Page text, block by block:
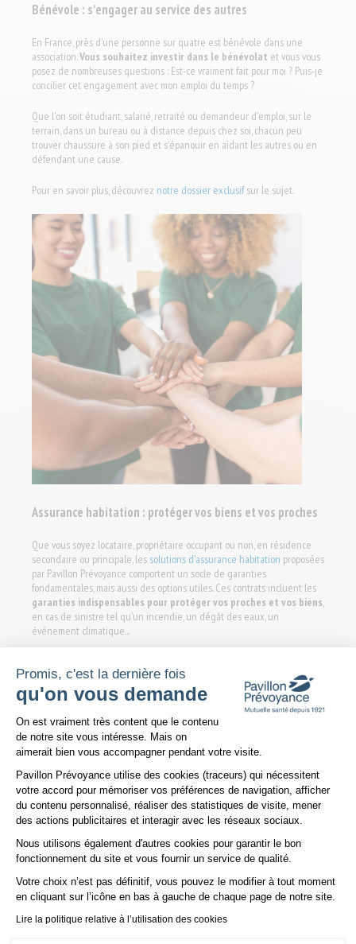
Promis, c'est la dernière fois
qu'on vous demande
Plateforme de Gestion du
On est vraiment très content que le contenu
de notre site vous intéresse. Mais on
aimerait bien vous accompagner pendant votre visite.
Pavillon Prévoyance utilise des cookies (traceurs) qui nécessitent
votre accord pour mémoriser vos préférences de navigation, afficher
du contenu personnalisé, réaliser des statistiques de visite, mener
des actions publicitaires et interagir avec les réseaux sociaux.
Nous utilisons également d'autres cookies pour garantir le bon
fonctionnement du site et vous fournir un service de qualité.
Votre choix n’est pas définitif, vous pouvez le modifier à tout moment
en cliquant sur l’icône en bas à gauche de chaque page de notre site.
Lire la politique relative à l’utilisation des cookies
Axeptio consent
Bénévole : s'engager au service des autres
En France, près d'une personne sur quatre est bénévole dans une
association.Vous souhaitez investir dans le bénévolat et vous vous
posez de nombreuses questions : Est-ce vraiment fait pour moi ? Puis-je
concilier cet engagement avec mon emploi du temps ?
Que l'on soit étudiant, salarié, retraité ou demandeur d'emploi, sur le
terrain, dans un bureau ou à distance depuis chez soi, chacun peu
trouver chaussure à son pied et s'épanouir en aidant les autres ou en
défendant une cause.
Pour en savoir plus, découvrez notre dossier exclusifsur le sujet.
Assurance habitation : protéger vos biens et vos proches
Que vous soyez locataire, propriétaire occupant ou non, en résidence
secondaire ou principale, les solutions d'assurance habitation proposées
par Pavillon Prévoyance comportent un socle de garanties
fondamentales, mais aussi des options utiles. Ces contrats incluent les
garanties indispensables pour protéger vos proches et vos biens
en cas de sinistre tel qu'un incendie, un dégât des eaux, un
événement climatique...
Finances : pourquoi est-il important d'épargner ?
Avant de savoir comment épargner, il faut comprendre pourquoi il
L'épargne de précaution a pour objectif de mettre de l'argent de côté.
Celui-ci devra être disponible à tout moment pour faire face aux aléas
de la vie ou à une dépense inattendue. L'épargne peut aussi être utile
pour réaliser un projet, acquérir un bien, se marier ou faire le tour du
monde.
De même, si un événement survient et que l'on a besoin d'une somme
plus ou moins importante, avoir de l'argent de côté permet d'éviter
d'avoir recours à l'emprunt. A l'inverse, on peut être dans l'obligation
d'emprunter si on n'a pas d'épargne accessible. Or, les taux d'intérêt
des crédits à la consommations sont généralement assez élevés.
Epargner pour un avenir plus serein.Autre éventualité : augmenter